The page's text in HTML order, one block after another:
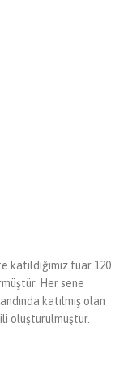
fuar 120
Her sene
katılmış olan
oluşturulmuştur.